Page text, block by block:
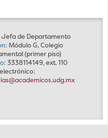
Jefa de Departamento
Módulo G, Colegio
(primer piso)
3338114149, ext. 110